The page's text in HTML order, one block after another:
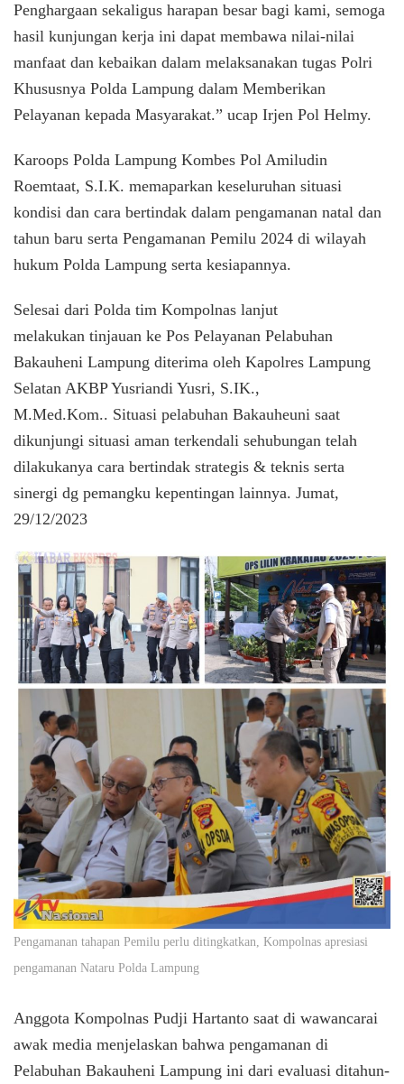
Penghargaan sekaligus harapan besar bagi kami, semoga
hasil kunjungan kerja ini dapat membawa nilai-nilai
manfaat dan kebaikan dalam melaksanakan tugas Polri
Khususnya Polda Lampung dalam Memberikan
Pelayanan kepada Masyarakat.” ucap Irjen Pol Helmy.
Karoops Polda Lampung Kombes Pol Amiludin
Roemtaat, S.I.K. memaparkan keseluruhan situasi
kondisi dan cara bertindak dalam pengamanan natal dan
tahun baru serta Pengamanan Pemilu 2024 di wilayah
hukum Polda Lampung serta kesiapannya.
Selesai dari Polda tim Kompolnas lanjut
melakukan tinjauan ke Pos Pelayanan Pelabuhan
Bakauheni Lampung diterima oleh Kapolres Lampung
Selatan AKBP Yusriandi Yusri, S.IK.,
M.Med.Kom.. Situasi pelabuhan Bakauheuni saat
dikunjungi situasi aman terkendali sehubungan telah
dilakukanya cara bertindak strategis & teknis serta
sinergi dg pemangku kepentingan lainnya. Jumat,
29/12/2023
Pengamanan tahapan Pemilu perlu ditingkatkan, Kompolnas apresiasi
pengamanan Nataru Polda Lampung
Anggota Kompolnas Pudji Hartanto saat di wawancarai
awak media menjelaskan bahwa pengamanan di
Pelabuhan Bakauheni Lampung ini dari evaluasi ditahun-